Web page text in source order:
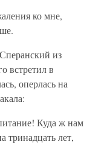
ко мне,
из
встретил в
оперлась на
Куда ж нам
тринадцать лет,